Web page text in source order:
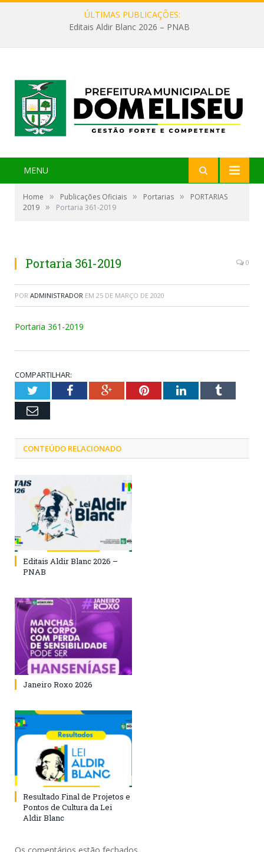
ÚLTIMAS PUBLICAÇÕES:
Editais Aldir Blanc 2026 – PNAB
MENU
Home » Publicações Oficiais » Portarias »
PORTARIAS
2019 » Portaria 361-2019
Portaria 361-2019 0
POR ADMINISTRADOR EM 25 DE MARÇO DE 2020
Portaria 361-2019
COMPARTILHAR:
TwitterFacebookGoogle+PinterestLinkedInTumblr
Email
CONTEÚDO RELACIONADO
Editais Aldir Blanc 2026 –
PNAB
Janeiro Roxo 2026
Resultado Final de Projetos e
Pontos de Cultura da Lei
Aldir Blanc